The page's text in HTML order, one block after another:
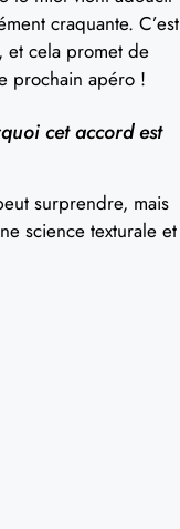
craquante. C’est
et cela promet de
prochain apéro !
cet accord est
surprendre, mais
science texturale et